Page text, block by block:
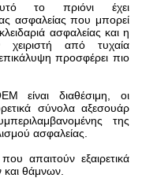
το πριόνι έχει
ασφαλείας που μπορεί
ασφαλείας και η
χειριστή από τυχαία
προσφέρει πιο
είναι διαθέσιμη, οι
σύνολα αξεσουάρ
της
ασφαλείας.
απαιτούν εξαιρετικά
και θάμνων.